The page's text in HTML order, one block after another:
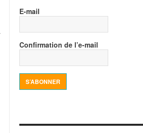
E-mail
Confirmation de l’e-mail
S’ABONNER